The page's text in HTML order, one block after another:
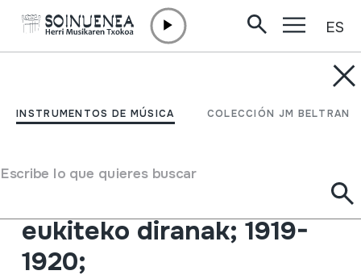
INSTRUMENTOS DE MÚSICA COLECCIÓN JM BELTRAN
Escribe lo que quieres buscar
ES
Kanta barriak;
egunean kantetako;
eukiteko diranak; 1919-
1920;